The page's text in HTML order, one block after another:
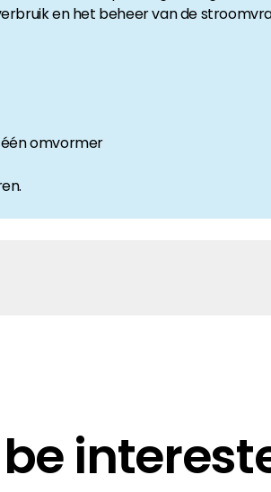
informatie, dan vindt u die hier.
en het beheer van de
omvormer